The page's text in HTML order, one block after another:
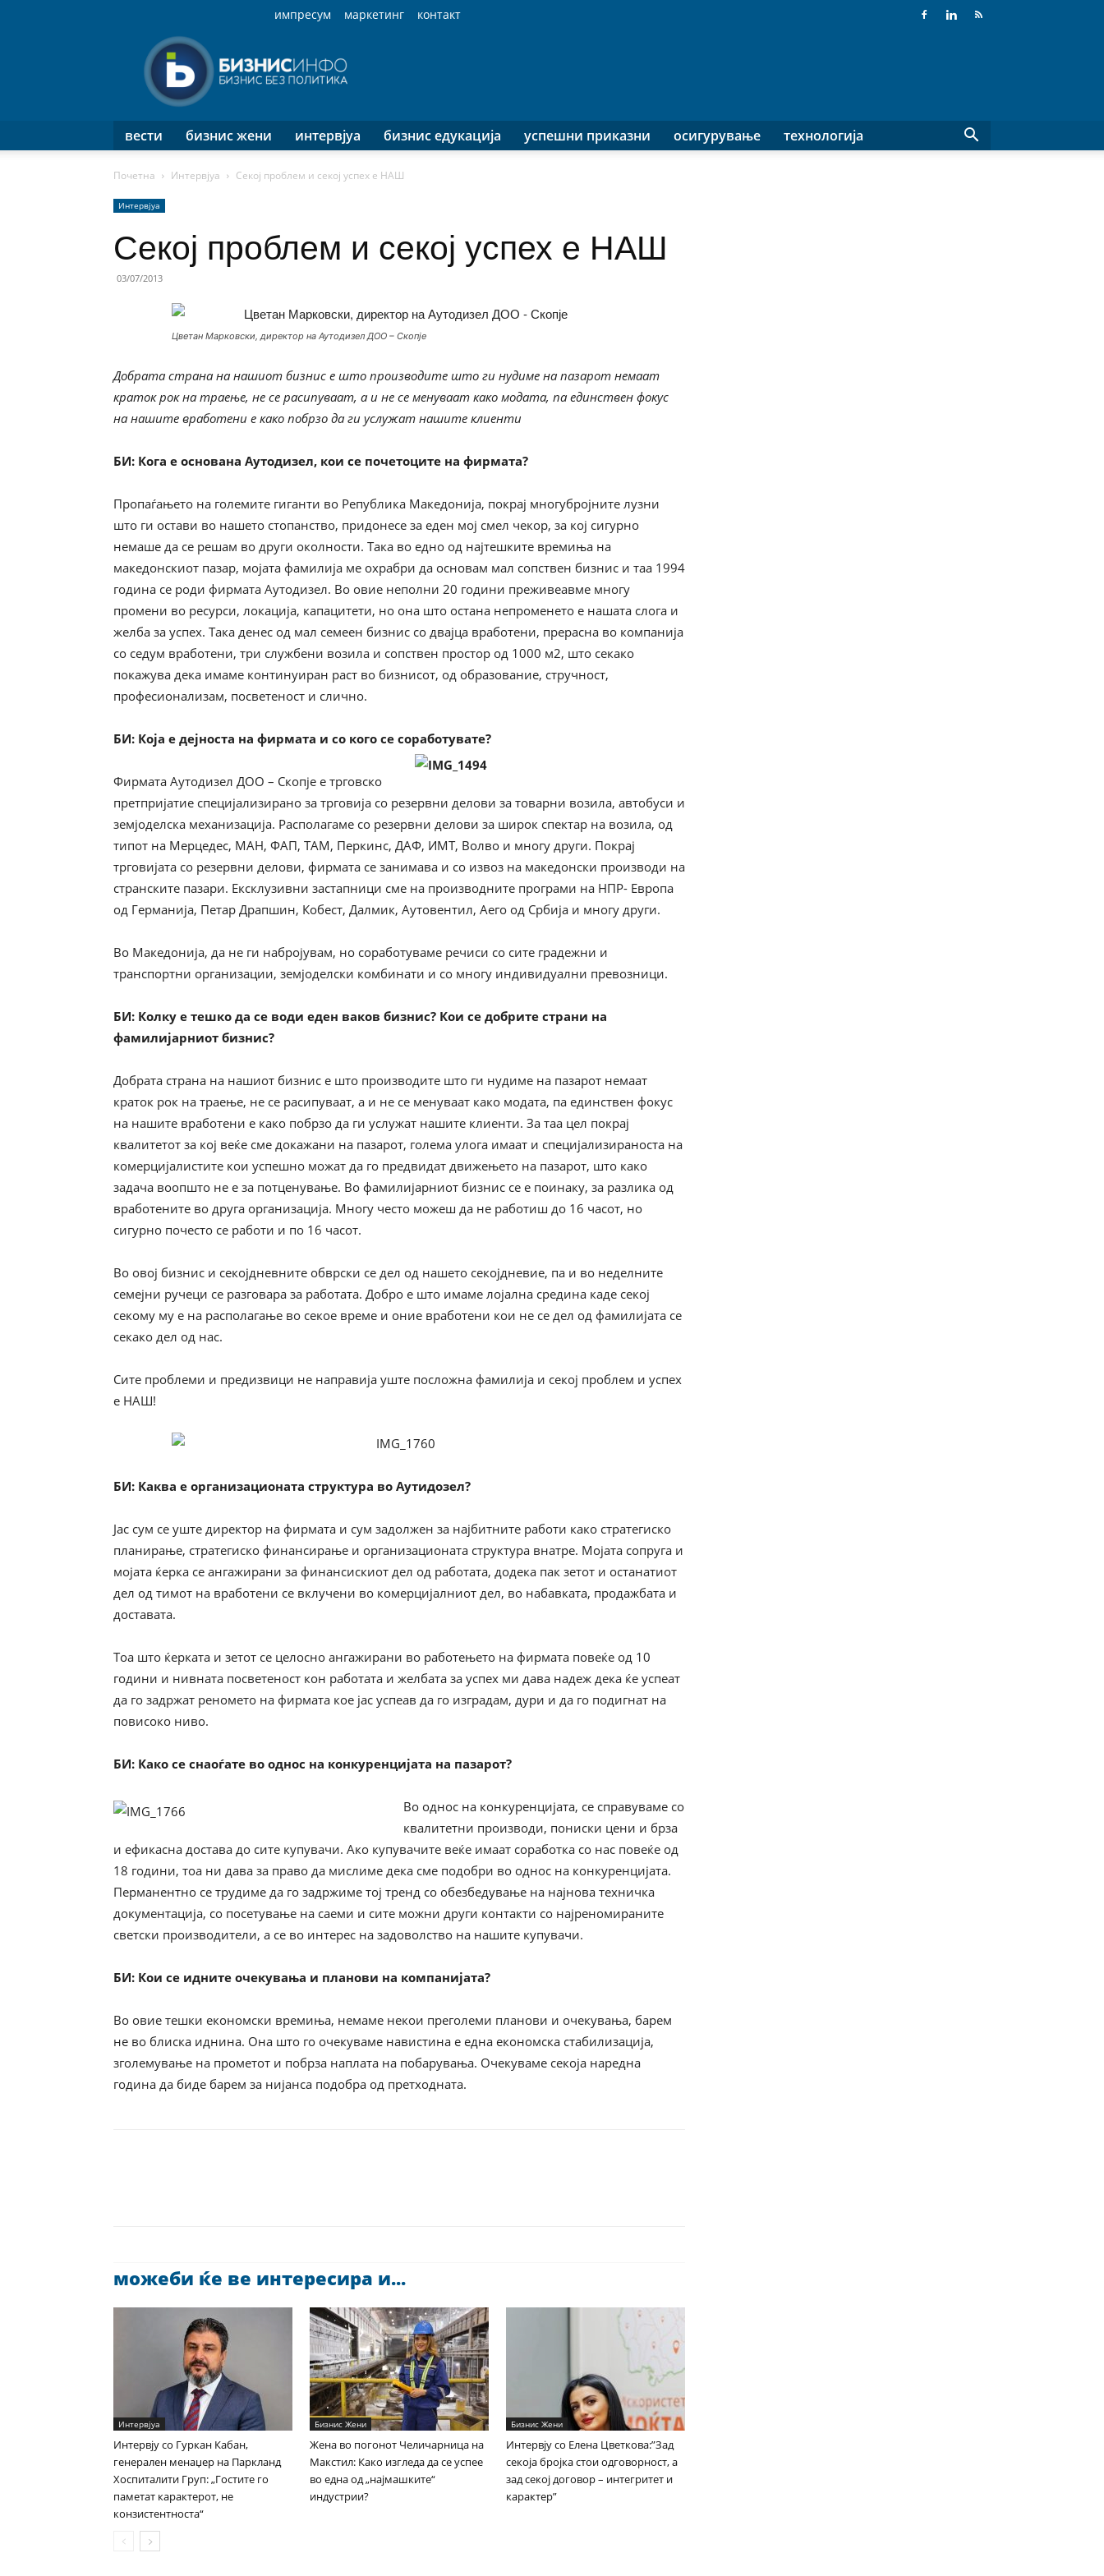
импресум маркетинг
контакт
Инфо
вести бизнис жени интервјуа бизнис едукација успешни приказни осигурување технологија
Почетна Интервјуа Секој проблем и секој успех е НАШ
Интервјуа
Секој проблем и секој успех е НАШ
03/07/2013
Цветан Марковски, директор на Аутодизел ДОО – Скопје
Добрата страна на нашиот бизнис е што производите што ги нудиме на пазарот немаат
краток рок на траење, не се расипуваат, а и не се менуваат како модата, па единствен фокус
на нашите вработени е како побрзо да ги услужат нашите клиенти
БИ: Кога е основана Аутодизел, кои се почетоците на фирмата?
Пропаѓањето на големите гиганти во Република Македонија, покрај многубројните лузни
што ги остави во нашето стопанство, придонесе за еден мој смел чекор, за кој сигурно
немаше да се решам во други околности. Така во едно од најтешките времиња на
македонскиот пазар, мојата фамилија ме охрабри да основам мал сопствен бизнис и таа 1994
година се роди фирмата Аутодизел. Во овие неполни 20 години преживеавме многу
промени во ресурси, локација, капацитети, но она што остана непроменето е нашата слога и
желба за успех. Така денес од мал семеен бизнис со двајца вработени, прерасна во компанија
со седум вработени, три службени возила и сопствен простор од 1000 м2, што секако
покажува дека имаме континуиран раст во бизнисот, од образование, стручност,
професионализам, посветеност и слично.
БИ: Која е дејноста на фирмата и со кого се соработувате?
Фирмата Аутодизел ДОО – Скопје е трговско
претпријатие специјализирано за трговија со резервни делови за товарни возила, автобуси и
земјоделска механизација. Располагаме со резервни делови за широк спектар на возила, од
типот на Мерцедес, МАН, ФАП, ТАМ, Перкинс, ДАФ, ИМТ, Волво и многу други. Покрај
трговијата со резервни делови, фирмата се занимава и со извоз на македонски производи на
странските пазари. Ексклузивни застапници сме на производните програми на НПР- Европа
од Германија, Петар Драпшин, Кобест, Далмик, Аутовентил, Аего од Србија и многу други.
Во Македонија, да не ги набројувам, но соработуваме речиси со сите градежни и
транспортни организации, земјоделски комбинати и со многу индивидуални превозници.
БИ: Колку е тешко да се води еден ваков бизнис? Кои се добрите страни на
фамилијарниот бизнис?
Добрата страна на нашиот бизнис е што производите што ги нудиме на пазарот немаат
краток рок на траење, не се расипуваат, а и не се менуваат како модата, па единствен фокус
на нашите вработени е како побрзо да ги услужат нашите клиенти. За таа цел покрај
квалитетот за кој веќе сме докажани на пазарот, голема улога имаат и специјализираноста на
комерцијалистите кои успешно можат да го предвидат движењето на пазарот, што како
задача воопшто не е за потценување. Во фамилијарниот бизнис се е поинаку, за разлика од
вработените во друга организација. Многу често можеш да не работиш до 16 часот, но
сигурно почесто се работи и по 16 часот.
Во овој бизнис и секојдневните обврски се дел од нашето секојдневие, па и во неделните
семејни ручеци се разговара за работата. Добро е што имаме лојална средина каде секој
секому му е на располагање во секое време и оние вработени кои не се дел од фамилијата се
секако дел од нас.
Сите проблеми и предизвици не направија уште посложна фамилија и секој проблем и успех
е НАШ!
БИ: Каква е организационата структура во Аутидозел?
Јас сум се уште директор на фирмата и сум задолжен за најбитните работи како стратегиско
планирање, стратегиско финансирање и организационата структура внатре. Мојата сопруга и
мојата ќерка се ангажирани за финансискиот дел од работата, додека пак зетот и останатиот
дел од тимот на вработени се вклучени во комерцијалниот дел, во набавката, продажбата и
доставата.
Тоа што ќерката и зетот се целосно ангажирани во работењето на фирмата повеќе од 10
години и нивната посветеност кон работата и желбата за успех ми дава надеж дека ќе успеат
да го задржат реномето на фирмата кое јас успеав да го изградам, дури и да го подигнат на
повисоко ниво.
БИ: Како се снаоѓате во однос на конкуренцијата на пазарот?
Во однос на конкуренцијата, се справуваме со
квалитетни производи, пониски цени и брза
и ефикасна достава до сите купувачи. Ако купувачите веќе имаат соработка со нас повеќе од
18 години, тоа ни дава за право да мислиме дека сме подобри во однос на конкуренцијата.
Перманентно се трудиме да го задржиме тој тренд со обезбедување на најнова техничка
документација, со посетување на саеми и сите можни други контакти со најреномираните
светски производители, а се во интерес на задоволство на нашите купувачи.
БИ: Кои се идните очекувања и планови на компанијата?
Во овие тешки економски времиња, немаме некои преголеми планови и очекувања, барем
не во блиска иднина. Она што го очекуваме навистина е една економска стабилизација,
зголемување на прометот и побрза наплата на побарувања. Очекуваме секоја наредна
година да биде барем за нијанса подобра од претходната.
можеби ќе ве интересира и...
Интервјуа
Интервју со Гуркан Кабан,
генерален менаџер на Паркланд
Хоспиталити Груп: „Гостите го
паметат карактерот, не
конзистентноста“
Бизнис Жени
Жена во погонот Челичарница на
Макстил: Како изгледа да се успее
во една од „најмашките“
индустрии?
Бизнис Жени
Интервју со Елена Цветкова:”Зад
секоја бројка стои одговорност, а
зад секој договор – интегритет и
карактер”